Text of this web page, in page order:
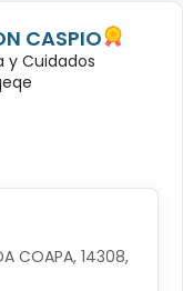
CASPIO
y Cuidados
COAPA, 14308,